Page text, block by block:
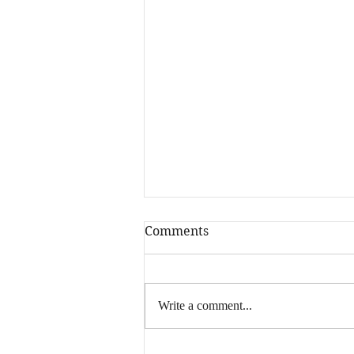
Summer 2026 is here !
Comments
Write a comment...